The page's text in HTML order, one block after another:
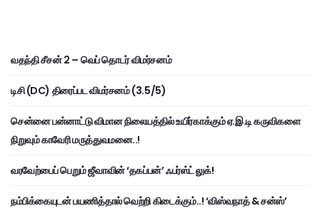
வதந்தி சீசன் 2 – வெப் தொடர் விமர்சனம்
டிசி (DC) திரைப்பட விமர்சனம் (3.5/5)
சென்னை பன்னாட்டு விமான நிலையத்தில் உயிர்காக்கும் ஏ.இ.டி கருவிகளை
நிறுவும் காவேரி மருத்துவமனை..!
வரவேற்பைப் பெறும் ஜீவாவின் ‘தகப்பன்’ ஃபர்ஸ்ட் லுக்!
நம்பிக்கையுடன் பயணித்தால் வெற்றி கிடைக்கும்..! ‘விஸ்வநாத் & சன்ஸ்’